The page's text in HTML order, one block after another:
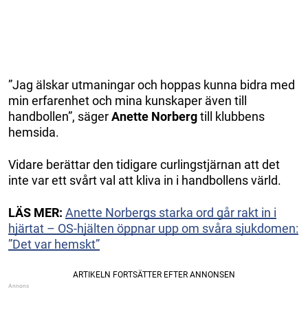
”Jag älskar utmaningar och hoppas kunna bidra med
min erfarenhet och mina kunskaper även till
handbollen”, sägerAnette Norbergtill klubbens
hemsida.
Vidare berättar den tidigare curlingstjärnan att det
inte var ett svårt val att kliva in i handbollens värld.
LÄS MER: Anette Norbergs starka ord går rakt in i
hjärtat – OS-hjälten öppnar upp om svåra sjukdomen:
”Det var hemskt”